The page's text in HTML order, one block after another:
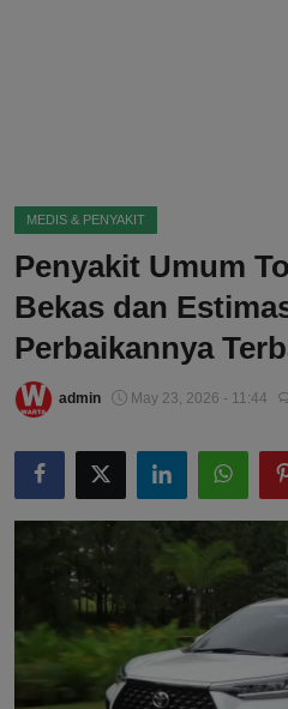
MEDIS & PENYAKIT
Penyakit Umum
Bekas dan
Perbaikannya
admin May 23, 2026 - 11:44